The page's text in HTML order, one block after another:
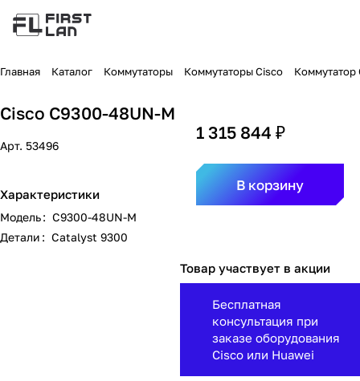
Главная Каталог Коммутаторы Коммутаторы Cisco Коммутатор
Cisco C9300-48UN-M
Арт. 53496
Характеристики
Модель: C9300-48UN-M
Детали: Catalyst 9300
1 315 844 ₽
В корзину
Товар участвует в акции
Бесплатная
консультация при
заказе оборудования
Cisco или Huawei